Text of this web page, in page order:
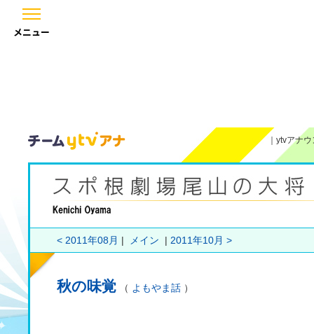
メニュー
ytvアナ
< 2011年08月 メイン 2011年10月 >
秋の味覚 （ よもやま話 ）